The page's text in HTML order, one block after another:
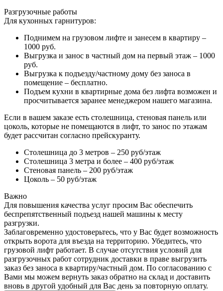
Разгрузочные работы
Для кухонных гарнитуров:
Поднимем на грузовом лифте и занесем в квартиру –
1000 руб.
Выгрузка и занос в частный дом на первый этаж – 1000
руб.
Выгрузка к подъезду/частному дому без заноса в
помещение – бесплатно.
Подъем кухни в квартирные дома без лифта возможен и
просчитывается заранее менеджером нашего магазина.
Если в вашем заказе есть столешница, стеновая панель или
цоколь, которые не помещаются в лифт, то занос по этажам
будет рассчитан согласно прейскуранту.
Столешница до 3 метров – 250 руб/этаж
Столешница 3 метра и более – 400 руб/этаж
Стеновая панель – 200 руб/этаж
Цоколь – 50 руб/этаж
Важно
Для повышения качества услуг просим Вас обеспечить
беспрепятственный подъезд нашей машины к месту
разгрузки.
Заблаговременно удостоверьтесь, что у Вас будет возможность
открыть ворота для въезда на территорию. Убедитесь, что
грузовой лифт работает. В случае отсутствия условий для
разгрузочных работ сотрудник доставки в праве выгрузить
заказ без заноса в квартиру/частный дом. По согласованию с
Вами мы можем вернуть заказ обратно на склад и доставить
вновь в другой удобный для Вас день за повторную оплату.